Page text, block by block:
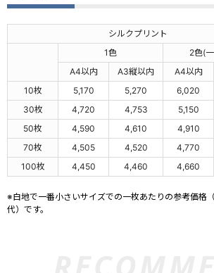
シルクプリント
1色
2色(
A4以内
A3縦以内 A4以内
10枚
5,170 5,270 6,020
30枚
4,720 4,753 5,150
50枚
4,590 4,610 4,910
70枚
4,505 4,520 4,770
100枚
4,450 4,460 4,660
※白地で一番小さいサイズでの一枚あたりの参考価格
代）です。